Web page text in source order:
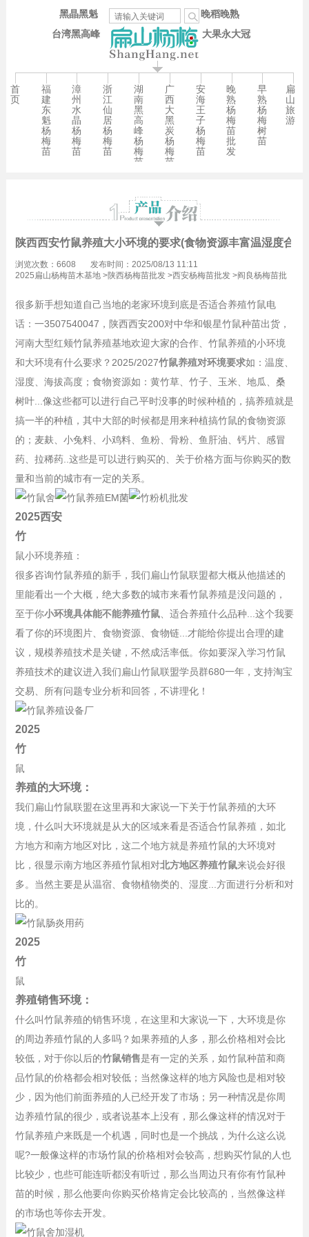
台湾黑高峰
晚稻晚熟
大果永大冠
黑晶黑魁
首
页
福
建
东
魁
杨
梅
苗
漳
州
水
晶
杨
梅
苗
浙
江
仙
居
杨
梅
苗
湖
南
黑
高
峰
杨
梅
苗
广
西
大
黑
炭
杨
梅
苗
安
海
王
子
杨
梅
苗
晚
熟
杨
梅
苗
批
发
早
熟
杨
梅
树
苗
扁
山
旅
游
陕西西安竹鼠养殖大小环境的要求(食物资源丰富温湿度合适)
浏览次数：6608
发布时间：2025/08/13 11:11
2025扁山杨梅苗木基地>陕西杨梅苗批发>西安杨梅苗批发>阎良杨梅苗批
很多新手想知道自己当地的老家环境到底是否适合养殖竹鼠电
话：一3507540047，陕西西安200对中华和银星竹鼠种苗出货，
河南大型红颊竹鼠养殖基地欢迎大家的合作、竹鼠养殖的小环境
和大环境有什么要求？2025/2027竹鼠养殖对环境要求如：温度、
湿度、海拔高度；食物资源如：黄竹草、竹子、玉米、地瓜、桑
树叶...像这些都可以进行自己平时没事的时候种植的，搞养殖就是
搞一半的种植，其中大部的时候都是用来种植搞竹鼠的食物资源
的；麦麸、小兔料、小鸡料、鱼粉、骨粉、鱼肝油、钙片、感冒
药、拉稀药..这些是可以进行购买的、关于价格方面与你购买的数
量和当前的城市有一定的关系。
2025西安
竹
鼠小环境养殖：
很多咨询竹鼠养殖的新手，我们扁山竹鼠联盟都大概从他描述的
里能看出一个大概，绝大多数的城市来看竹鼠养殖是没问题的，
至于你小环境具体能不能养殖竹鼠、适合养殖什么品种...这个我要
看了你的环境图片、食物资源、食物链...才能给你提出合理的建
议，规模养殖技术是关键，不然成活率低。你如要深入学习竹鼠
养殖技术的建议进入我们扁山竹鼠联盟学员群680一年，支持淘宝
交易、所有问题专业分析和回答，不讲理化！
2025
竹
鼠
养殖的大环境：
我们扁山竹鼠联盟在这里再和大家说一下关于竹鼠养殖的大环
境，什么叫大环境就是从大的区域来看是否适合竹鼠养殖，如北
方地方和南方地区对比，这二个地方就是养殖竹鼠的大环境对
比，很显示南方地区养殖竹鼠相对北方地区养殖竹鼠来说会好很
多。当然主要是从温宿、食物植物类的、湿度...方面进行分析和对
比的。
2025
竹
鼠
养殖销售环境：
什么叫竹鼠养殖的销售环境，在这里和大家说一下，大环境是你
的周边养殖竹鼠的人多吗？如果养殖的人多，那么价格相对会比
较低，对于你以后的竹鼠销售是有一定的关系，如竹鼠种苗和商
品竹鼠的价格都会相对较低；当然像这样的地方风险也是相对较
少，因为他们前面养殖的人已经开发了市场；另一种情况是你周
边养殖竹鼠的很少，或者说基本上没有，那么像这样的情况对于
竹鼠养殖户来既是一个机遇，同时也是一个挑战，为什么这么说
呢?一般像这样的市场竹鼠的价格相对会较高，想购买竹鼠的人也
比较少，也些可能连听都没有听过，那么当周边只有你有竹鼠种
苗的时候，那么他要向你购买价格肯定会比较高的，当然像这样
的市场也等你去开发。